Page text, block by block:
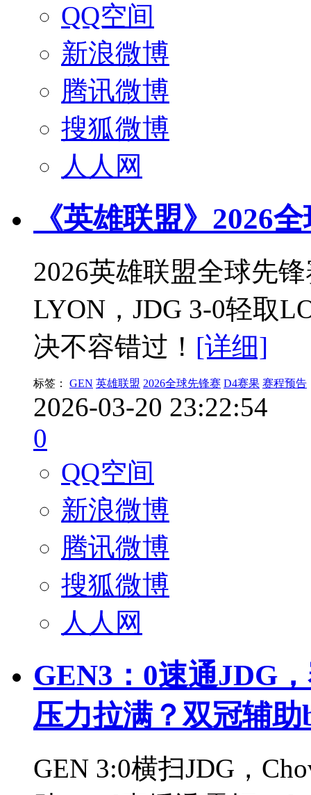
QQ空间
新浪微博
腾讯微博
搜狐微博
人人网
《英雄联盟》2026
2026英雄联盟全球先
LYON，JDG 3-0轻取
决不容错过！ [详细]
标签： GEN 英雄联盟 2026全球先锋赛 D4赛果 赛程预告
2026-03-20 23:22:54
0
QQ空间
新浪微博
腾讯微博
搜狐微博
人人网
GEN3：0速通JDG
压力拉满？双冠辅
GEN 3:0横扫JDG，